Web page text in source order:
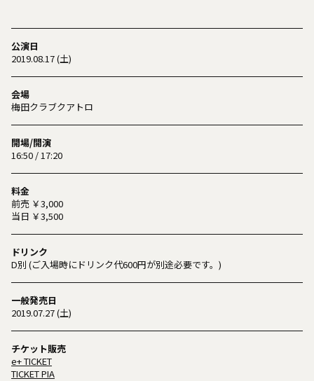
公演日
2019.08.17 (土)
会場
梅田クラブクアトロ
開場/開演
16:50 / 17:20
料金
前売 ￥3,000
当日 ￥3,500
ドリンク
D別 (ご入場時にドリンク代600円が別途必要です。)
一般発売日
2019.07.27 (土)
チケット販売
e+ TICKET
TICKET PIA